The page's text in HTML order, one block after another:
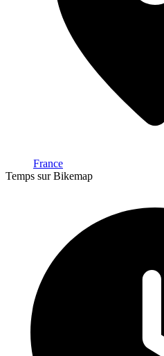
France
Temps sur Bikemap